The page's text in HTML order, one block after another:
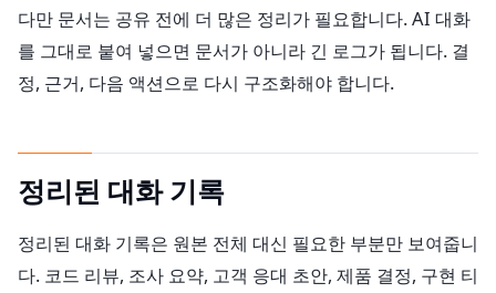
다만 문서는 공유 전에 더 많은 정리가 필요합니다. AI 대화
를 그대로 붙여 넣으면 문서가 아니라 긴 로그가 됩니다. 결
정, 근거, 다음 액션으로 다시 구조화해야 합니다.
정리된 대화 기록
정리된 대화 기록은 원본 전체 대신 필요한 부분만 보여줍니
다. 코드 리뷰, 조사 요약, 고객 응대 초안, 제품 결정, 구현 티